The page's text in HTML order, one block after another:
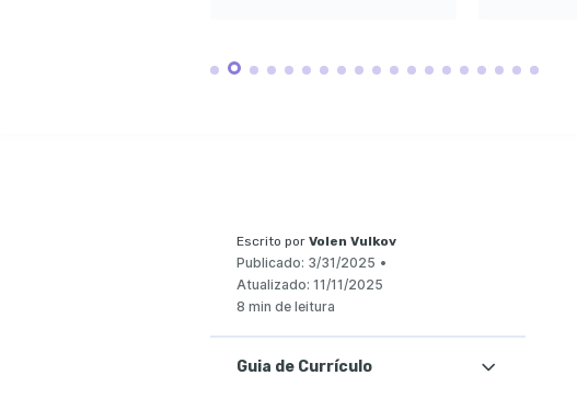
Escrito por Volen Vulkov
Publicado: 3/31/2025 •
Atualizado: 11/11/2025
8 min de leitura
Guia de Currículo